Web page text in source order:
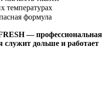
температурах
формула
— профессиональная
служит дольше и работает